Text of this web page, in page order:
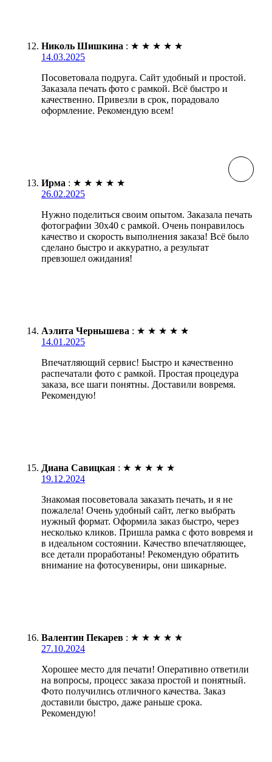
Николь Шишкина : ★ ★ ★ ★ ★
14.03.2025
Посоветовала подруга. Сайт удобный и простой.
Заказала печать фото с рамкой. Всё быстро и
качественно. Привезли в срок, порадовало
оформление. Рекомендую всем!
Ирма : ★ ★ ★ ★ ★
26.02.2025
Нужно поделиться своим опытом. Заказала печать
фотографии 30х40 с рамкой. Очень понравилось
качество и скорость выполнения заказа! Всё было
сделано быстро и аккуратно, а результат
превзошел ожидания!
Аэлита Чернышева : ★ ★ ★ ★ ★
14.01.2025
Впечатляющий сервис! Быстро и качественно
распечатали фото с рамкой. Простая процедура
заказа, все шаги понятны. Доставили вовремя.
Рекомендую!
Диана Савицкая : ★ ★ ★ ★ ★
19.12.2024
Знакомая посоветовала заказать печать, и я не
пожалела! Очень удобный сайт, легко выбрать
нужный формат. Оформила заказ быстро, через
несколько кликов. Пришла рамка с фото вовремя и
в идеальном состоянии. Качество впечатляющее,
все детали проработаны! Рекомендую обратить
внимание на фотосувениры, они шикарные.
Валентин Пекарев : ★ ★ ★ ★ ★
27.10.2024
Хорошее место для печати! Оперативно ответили
на вопросы, процесс заказа простой и понятный.
Фото получились отличного качества. Заказ
доставили быстро, даже раньше срока.
Рекомендую!